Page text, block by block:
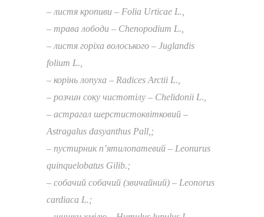
– листя кропиви – Folia Urticae L.,
– трава лободи – Chenopodium L.,
– листя горіха волоського – Juglandis
folium L.,
– корінь лопуха – Radices Arctii L.,
– розчин соку чистотілу – Chelidonii L.,
– астрагал шерстистоквітковий –
Astragalus dasyanthus Pall,;
– пустирник п’ятилопатевий – Leonurus
quinquelоbatus Gilib.;
– собачий собачий (звичайний) – Leonorus
cardiaca L.;